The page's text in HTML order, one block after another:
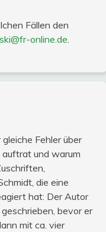
Fällen den
online.de
Fehler über
und warum
die eine
hat: Der Autor
bevor er
mit ca. vier